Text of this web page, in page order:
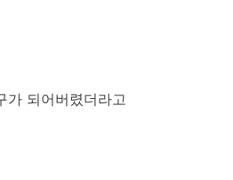
가 되어버렸더라고